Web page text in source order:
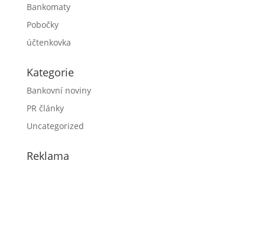
Bankomaty
Pobočky
účtenkovka
Kategorie
Bankovní noviny
PR články
Uncategorized
Reklama